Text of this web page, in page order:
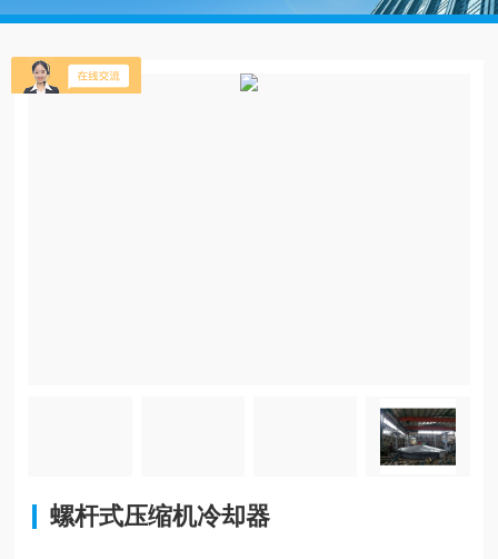
螺杆式压缩机冷却器